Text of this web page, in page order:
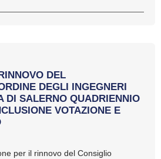
DEL
DEGLI INGEGNERI
DI SALERNO QUADRIENNIO
VOTAZIONE E
per il rinnovo del Consiglio